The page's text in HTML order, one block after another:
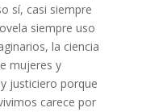
sí, casi siempre
siempre uso
la ciencia
mujeres y
justiciero porque
carece por